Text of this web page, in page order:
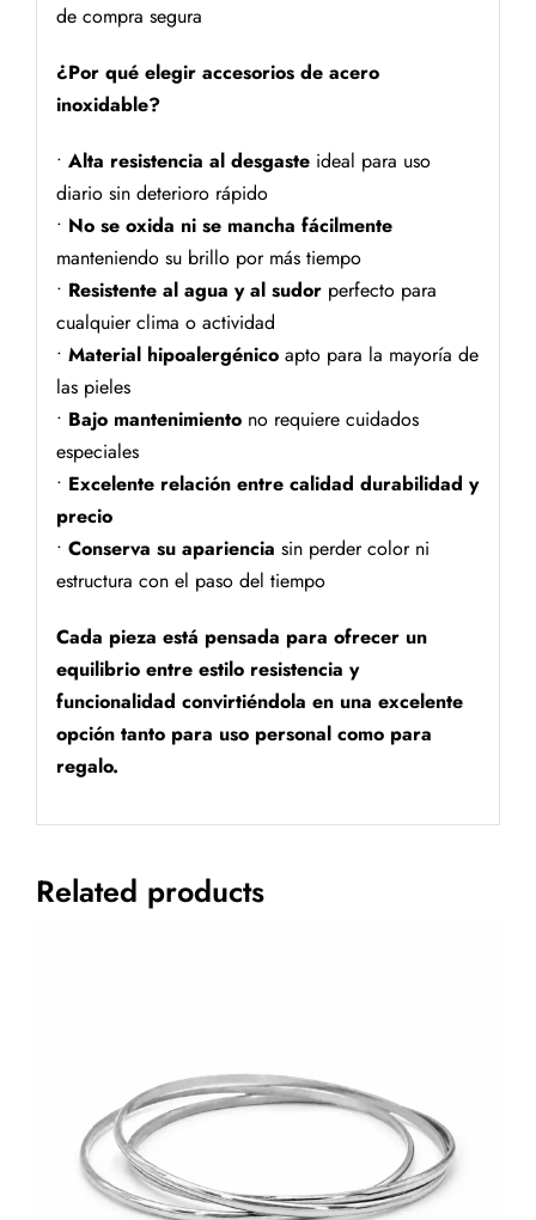
de compra segura
¿Por qué elegir accesorios de acero
inoxidable?
• Alta resistencia al desgasteideal para uso
diario sin deterioro rápido
• No se oxida ni se mancha fácilmente
manteniendo su brillo por más tiempo
• Resistente al agua y al sudorperfecto para
cualquier clima o actividad
• Material hipoalergénicoapto para la mayoría de
las pieles
• Bajo mantenimientono requiere cuidados
especiales
• Excelente relación entre calidad durabilidad y
precio
• Conserva su apariencia sin perder color ni
estructura con el paso del tiempo
Cada pieza está pensada para ofrecer un
equilibrio entre estilo resistencia y
funcionalidad convirtiéndola en una excelente
opción tanto para uso personal como para
regalo.
Related products